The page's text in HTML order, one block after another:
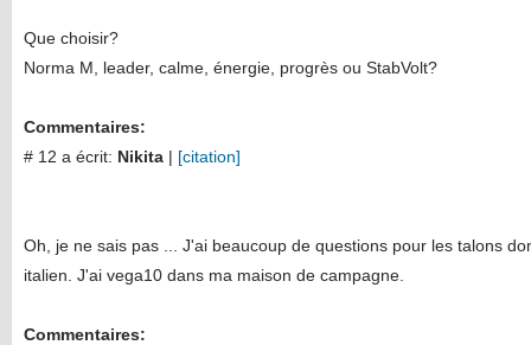
Que choisir?
Norma M, leader, calme, énergie, progrès ou StabVolt?
Commentaires:
# 12 a écrit: Nikita | [citation]
Oh, je ne sais pas ... J'ai beaucoup de questions pour les talons
italien. J'ai vega10 dans ma maison de campagne.
Commentaires: